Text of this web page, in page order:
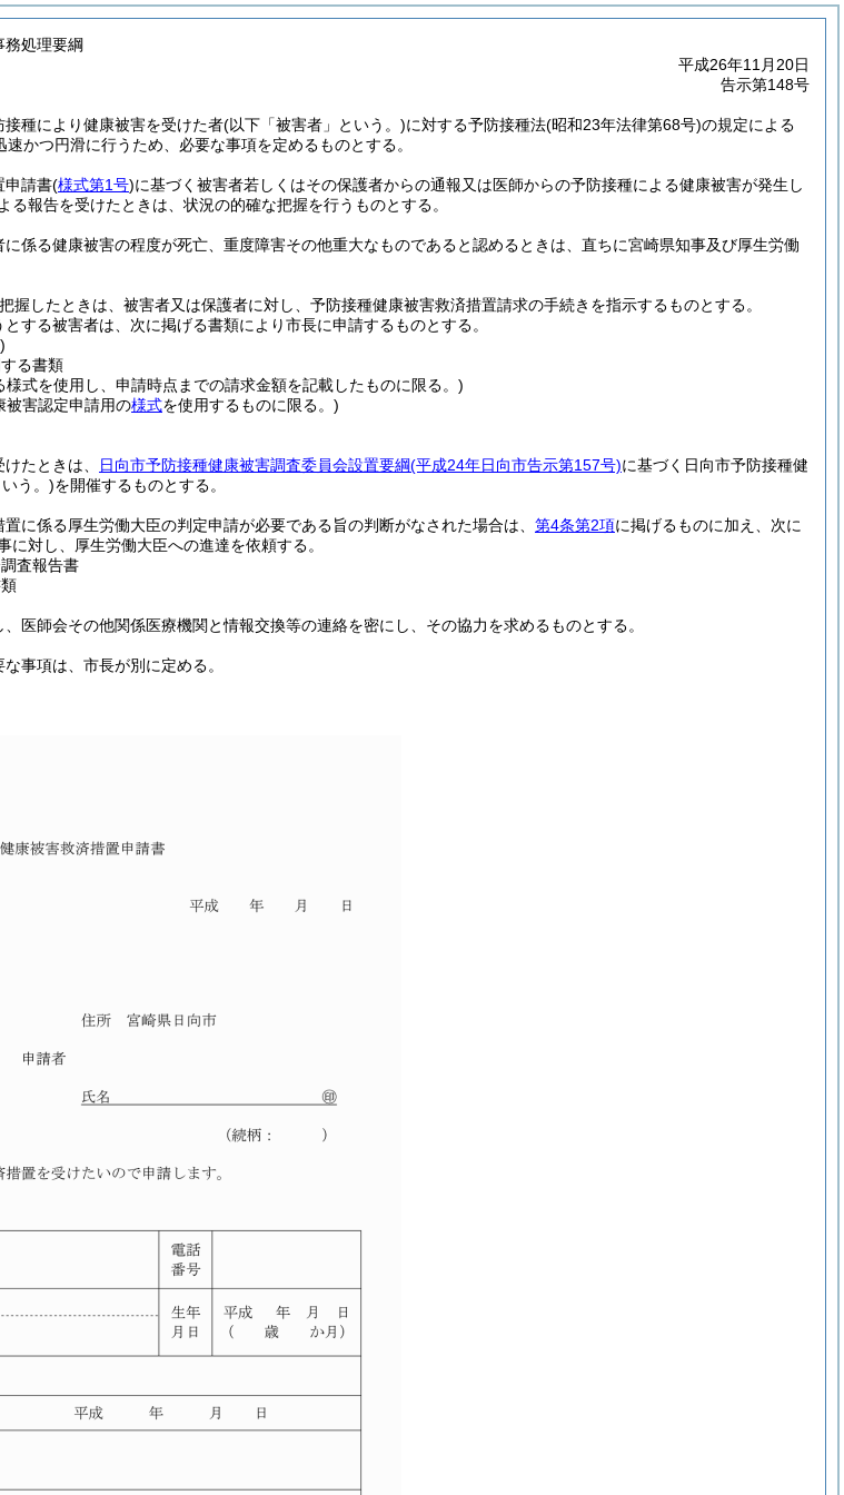
処理要綱
平成26年11月20日
告示第148号
種により健康被害を受けた者(以下「被害者」という。)に対する予防接種法(昭和23年法律第68号)の規定による
速かつ円滑に行うため、必要な事項を定めるものとする。
申請書(様式第1号)に基づく被害者若しくはその保護者からの通報又は医師からの予防接種による健康被害が発生し
報告を受けたときは、状況の的確な把握を行うものとする。
係る健康被害の程度が死亡、重度障害その他重大なものであると認めるときは、直ちに宮崎県知事及び厚生労働
握したときは、被害者又は保護者に対し、予防接種健康被害救済措置請求の手続きを指示するものとする。
する被害者は、次に掲げる書類により市長に申請するものとする。
)
る書類
様式を使用し、申請時点までの請求金額を記載したものに限る。)
被害認定申請用の様式を使用するものに限る。)
たときは、 日向市予防接種健康被害調査委員会設置要綱(平成24年日向市告示第157号)に基づく日向市予防接種健
う。)を開催するものとする。
に係る厚生労働大臣の判定申請が必要である旨の判断がなされた場合は、 第4条第2項に掲げるものに加え、次に
対し、厚生労働大臣への進達を依頼する。
査報告書
医師会その他関係医療機関と情報交換等の連絡を密にし、その協力を求めるものとする。
事項は、市長が別に定める。